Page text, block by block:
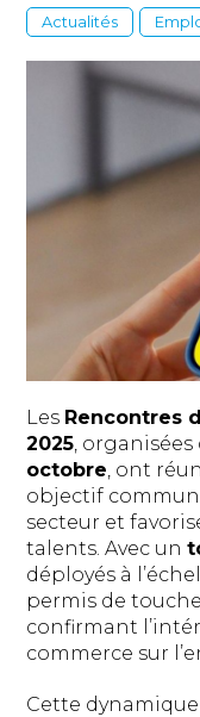
Actualités
Les Rencontres
2025 ,
octobre , ont
objectif
secteur et
talents. Avec un
déployés à
permis de
confirmant
commerce sur
Cette